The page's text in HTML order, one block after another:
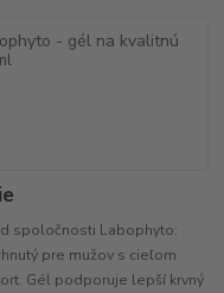
spoločnosti Labophyto:
pre mužov s cieľom
Gél podporuje lepší krvný